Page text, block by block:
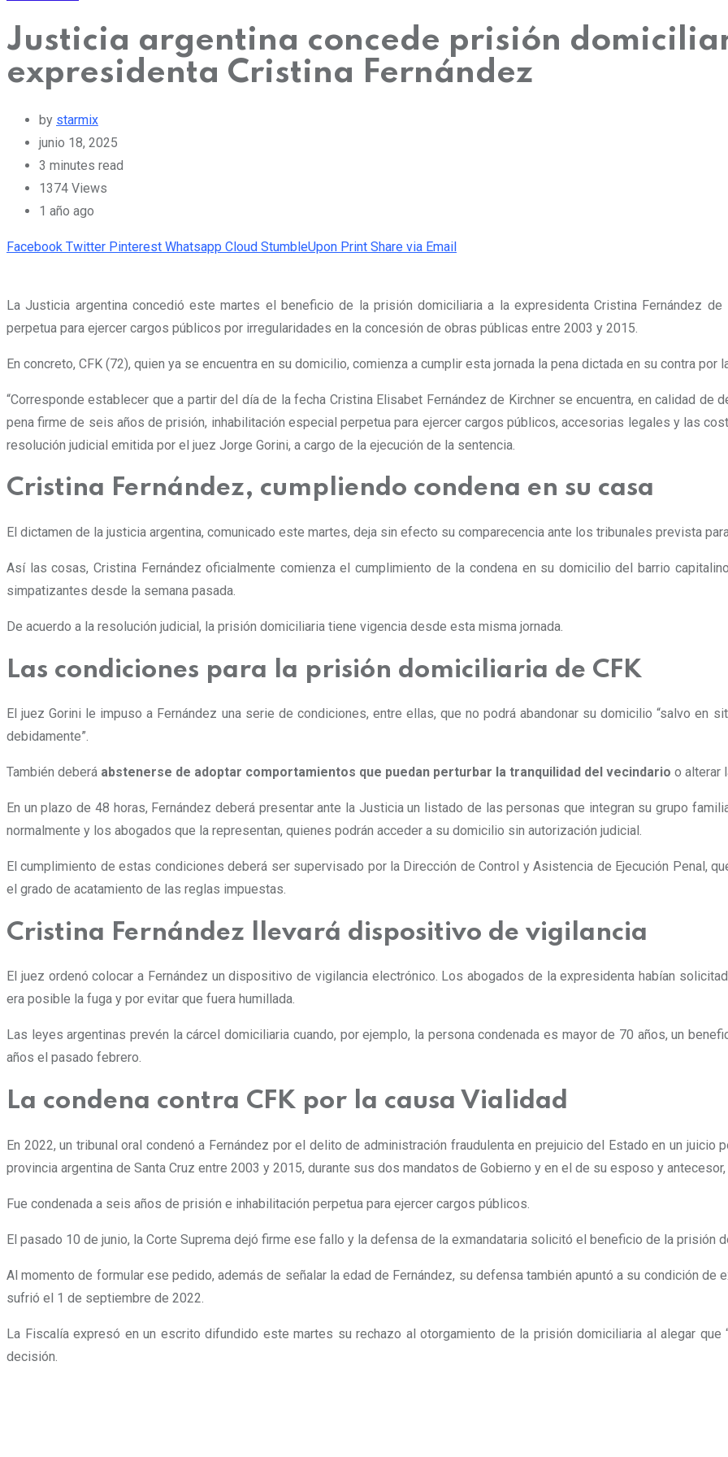
Justicia argentina concede prisión
expresidenta Cristina Fernández
by starmix
junio 18, 2025
3 minutes read
1374 Views
1 año ago
Facebook Twitter Pinterest Whatsapp Cloud StumbleUpon Print Share via Email
La Justicia argentina concedió este martes el beneficio de la prisión domiciliaria a la expresidenta Cristina Fernández de
perpetua para ejercer cargos públicos por irregularidades en la concesión de obras públicas entre 2003 y 2015.
En concreto, CFK (72), quien ya se encuentra en su domicilio, comienza a cumplir esta jornada la pena dictada en su contra por
“Corresponde establecer que a partir del día de la fecha Cristina Elisabet Fernández de Kirchner se encuentra, en calidad de
pena firme de seis años de prisión, inhabilitación especial perpetua para ejercer cargos públicos, accesorias legales y las
resolución judicial emitida por el juez Jorge Gorini, a cargo de la ejecución de la sentencia.
Cristina Fernández, cumpliendo condena en su casa
El dictamen de la justicia argentina, comunicado este martes, deja sin efecto su comparecencia ante los tribunales prevista
Así las cosas, Cristina Fernández oficialmente comienza el cumplimiento de la condena en su domicilio del barrio
simpatizantes desde la semana pasada.
De acuerdo a la resolución judicial, la prisión domiciliaria tiene vigencia desde esta misma jornada.
Las condiciones para la prisión domiciliaria de CFK
El juez Gorini le impuso a Fernández una serie de condiciones, entre ellas, que no podrá abandonar su domicilio “salvo en
debidamente”.
También deberá abstenerse de adoptar comportamientos que puedan perturbar la tranquilidad del vecindario o alterar
En un plazo de 48 horas, Fernández deberá presentar ante la Justicia un listado de las personas que integran su grupo
normalmente y los abogados que la representan, quienes podrán acceder a su domicilio sin autorización judicial.
El cumplimiento de estas condiciones deberá ser supervisado por la Dirección de Control y Asistencia de Ejecución Penal,
el grado de acatamiento de las reglas impuestas.
Cristina Fernández llevará dispositivo de vigilancia
El juez ordenó colocar a Fernández un dispositivo de vigilancia electrónico. Los abogados de la expresidenta habían
era posible la fuga y por evitar que fuera humillada.
Las leyes argentinas prevén la cárcel domiciliaria cuando, por ejemplo, la persona condenada es mayor de 70 años, un
años el pasado febrero.
La condena contra CFK por la causa Vialidad
En 2022, un tribunal oral condenó a Fernández por el delito de administración fraudulenta en prejuicio del Estado en un
provincia argentina de Santa Cruz entre 2003 y 2015, durante sus dos mandatos de Gobierno y en el de su esposo y
Fue condenada a seis años de prisión e inhabilitación perpetua para ejercer cargos públicos.
El pasado 10 de junio, la Corte Suprema dejó firme ese fallo y la defensa de la exmandataria solicitó el beneficio de la prisión
Al momento de formular ese pedido, además de señalar la edad de Fernández, su defensa también apuntó a su condición
sufrió el 1 de septiembre de 2022.
La Fiscalía expresó en un escrito difundido este martes su rechazo al otorgamiento de la prisión domiciliaria al alegar que
decisión.